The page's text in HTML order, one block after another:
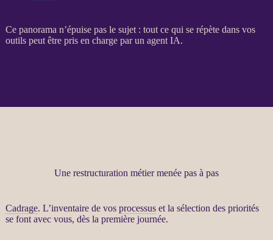
Ce panorama n’épuise pas le sujet : tout ce qui se répète dans vos
outils peut être pris en charge par un agent IA.
Une restructuration métier menée pas à pas
Cadrage. L’inventaire de vos processuset la sélection des priorités
se font avec vous, dès la première journée.